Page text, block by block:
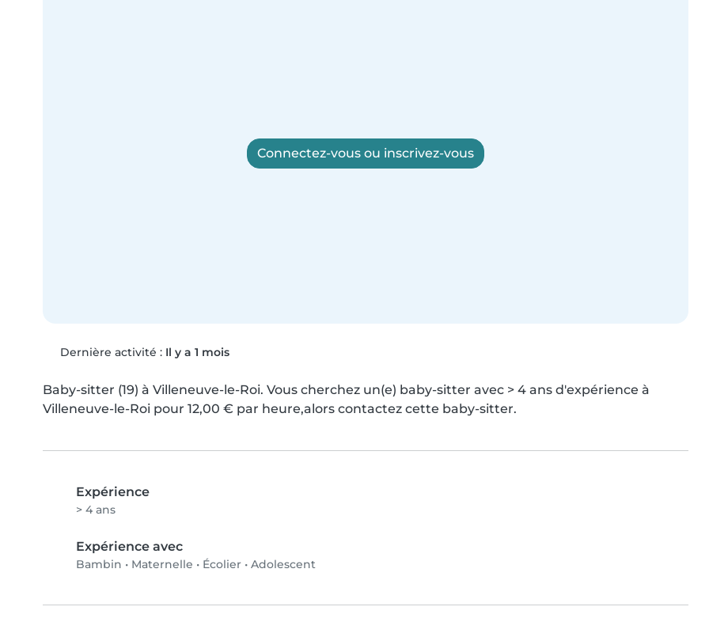
Connectez-vous ou inscrivez-vous
Dernière activité : Il y a 1 mois
Baby-sitter (19) à Villeneuve-le-Roi. Vous cherchez un(e) baby-sitter avec > 4 ans d'expérience à
Villeneuve-le-Roi pour 12,00 € par heure,alors contactez cette baby-sitter.
Expérience
> 4 ans
Expérience avec
Bambin • Maternelle • Écolier • Adolescent